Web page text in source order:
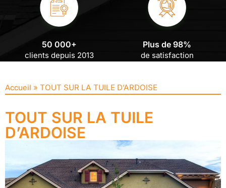
50 000+
clients depuis 2013
Plus de 98%
de satisfaction
Accueil » TOUT SUR LA TUILE D’ARDOISE
TOUT SUR LA TUILE
D’ARDOISE